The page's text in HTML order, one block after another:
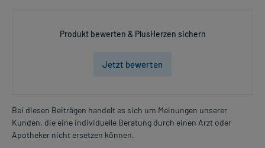
Produkt bewerten & PlusHerzen sichern
Jetzt bewerten
Bei diesen Beiträgen handelt es sich um Meinungen unserer
Kunden, die eine individuelle Beratung durch einen Arzt oder
Apotheker nicht ersetzen können.